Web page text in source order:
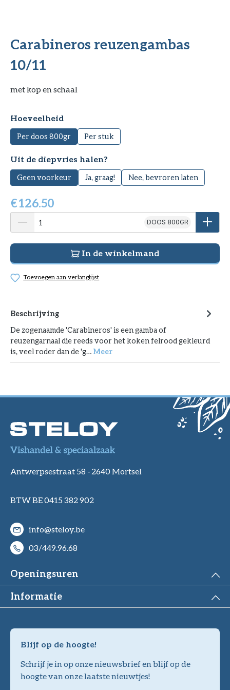
Carabineros reuzengambas
10/11
met kop en schaal
Selecteer
Hoeveelheid
Per doos 800gr Per stuk
Selecteer
Uit de diepvries halen?
Geen voorkeur Ja, graag! Nee, bevroren laten
€126.50
DOOS 800GR
In de winkelmand
Toevoegen aan verlanglijst
Beschrijving
De zogenaamde 'Carabineros' is een gamba of
reuzengarnaal die reeds voor het koken felrood gekleurd
is, veel roder dan de 'g… Meer
Antwerpsestraat 58 - 2640 Mortsel
BTW BE 0415 382 902
info@steloy.be
03/449.96.68
Openingsuren
Informatie
Blijf op de hoogte!
Schrijf je in op onze nieuwsbrief en blijf op de
hoogte van onze laatste nieuwtjes!